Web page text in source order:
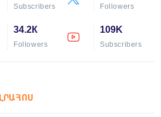
Subscribers Followers
34.2К
Followers
109K
Subscribers
ԼՐԱՀՈՍ